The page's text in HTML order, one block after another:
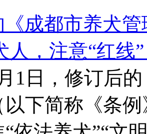
成都市养犬
人，注意“红线
，修订后的
以下简称《条